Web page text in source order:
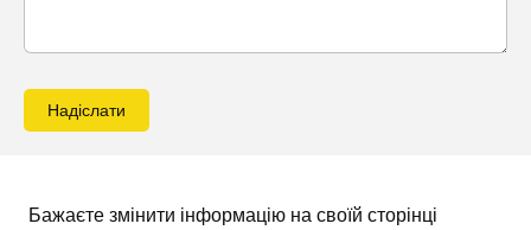
Надіслати
Бажаєте змінити інформацію на своїй сторінці